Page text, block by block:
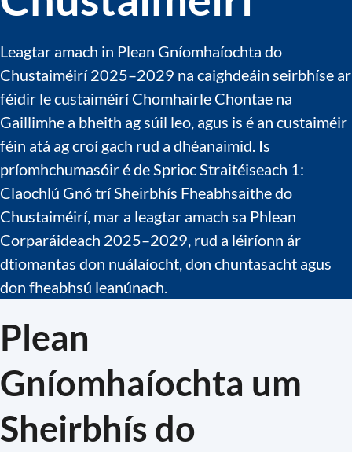
Leagtar amach in Plean Gníomhaíochta do
Chustaiméirí 2025–2029 na caighdeáin seirbhíse ar
féidir le custaiméirí Chomhairle Chontae na
Gaillimhe a bheith ag súil leo, agus is é an custaiméir
féin atá ag croí gach rud a dhéanaimid. Is
príomhchumasóir é de Sprioc Straitéiseach 1:
Claochlú Gnó trí Sheirbhís Fheabhsaithe do
Chustaiméirí, mar a leagtar amach sa Phlean
Corparáideach 2025–2029, rud a léiríonn ár
dtiomantas don nuálaíocht, don chuntasacht agus
don fheabhsú leanúnach.
Plean
Gníomhaíochta um
Sheirbhís do